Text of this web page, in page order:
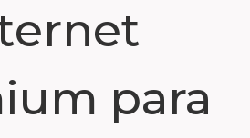
para